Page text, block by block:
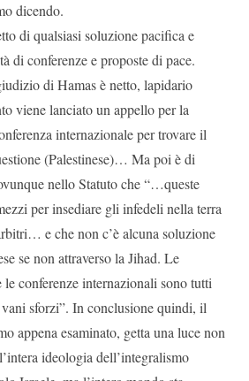
dicendo.
di qualsiasi soluzione pacifica e
di conferenze e proposte di pace.
di Hamas è netto, lapidario
viene lanciato un appello per la
internazionale per trovare il
(Palestinese)… Ma poi è di
nello Statuto che “…queste
per insediare gli infedeli nella terra
e che non c’è alcuna soluzione
se non attraverso la Jihad. Le
conferenze internazionali sono tutti
sforzi”. In conclusione quindi, il
appena esaminato, getta una luce non
ideologia dell’integralismo